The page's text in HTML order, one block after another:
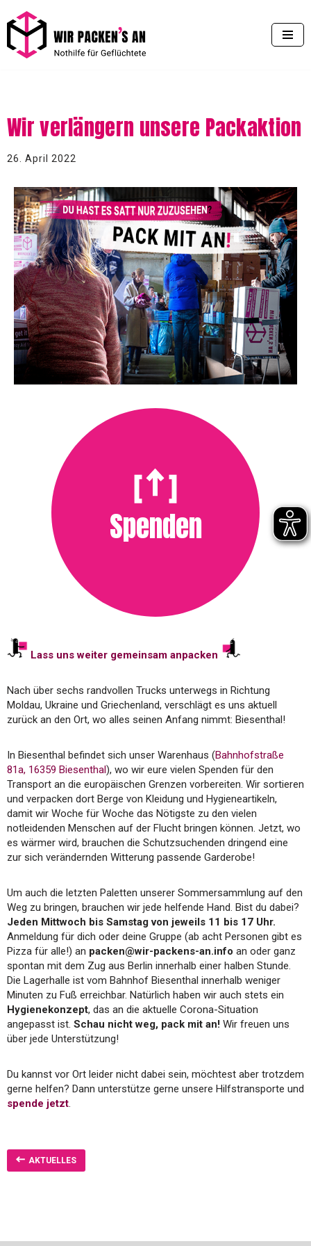
Zum
Inhalt
Wir verlängern unsere Packaktion
26. April 2022
Spenden
Lass uns weiter gemeinsam anpacken
Nach über sechs randvollen Trucks unterwegs in Richtung
Moldau, Ukraine und Griechenland, verschlägt es uns aktuell
zurück an den Ort, wo alles seinen Anfang nimmt: Biesenthal!
In Biesenthal befindet sich unser Warenhaus (Bahnhofstraße
81a, 16359 Biesenthal), wo wir eure vielen Spenden für den
Transport an die europäischen Grenzen vorbereiten. Wir sortieren
und verpacken dort Berge von Kleidung und Hygieneartikeln,
damit wir Woche für Woche das Nötigste zu den vielen
notleidenden Menschen auf der Flucht bringen können. Jetzt, wo
es wärmer wird, brauchen die Schutzsuchenden dringend eine
zur sich verändernden Witterung passende Garderobe!
Um auch die letzten Paletten unserer Sommersammlung auf den
Weg zu bringen, brauchen wir jede helfende Hand. Bist du dabei?
Jeden Mittwoch bis Samstag von jeweils 11 bis 17 Uhr.
Anmeldung für dich oder deine Gruppe (ab acht Personen gibt es
Pizza für alle!) an packen@wir-packens-an.info an oder ganz
spontan mit dem Zug aus Berlin innerhalb einer halben Stunde.
Die Lagerhalle ist vom Bahnhof Biesenthal innerhalb weniger
Minuten zu Fuß erreichbar. Natürlich haben wir auch stets ein
Hygienekonzept, das an die aktuelle Corona-Situation
angepasst ist. Schau nicht weg, pack mit an! Wir freuen uns
über jede Unterstützung!
Du kannst vor Ort leider nicht dabei sein, möchtest aber trotzdem
gerne helfen? Dann unterstütze gerne unsere Hilfstransporte und
spende jetzt.
AKTUELLES